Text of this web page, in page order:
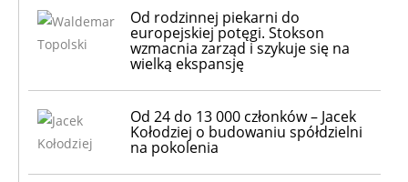
Od rodzinnej piekarni do
europejskiej potęgi. Stokson
wzmacnia zarząd i szykuje się na
wielką ekspansję
Od 24 do 13 000 członków – Jacek
Kołodziej o budowaniu spółdzielni
na pokolenia